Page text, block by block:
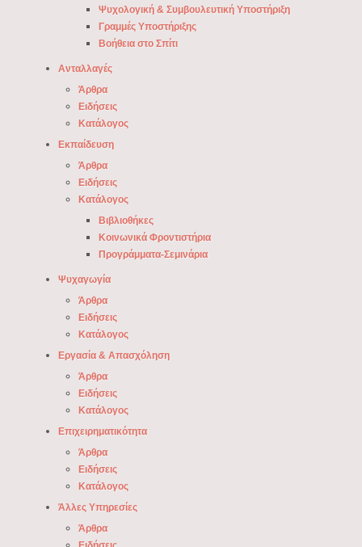
Ψυχολογική & Συμβουλευτική Υποστήριξη
Γραμμές Υποστήριξης
Βοήθεια στο Σπίτι
Ανταλλαγές
Άρθρα
Ειδήσεις
Κατάλογος
Εκπαίδευση
Άρθρα
Ειδήσεις
Κατάλογος
Βιβλιοθήκες
Κοινωνικά Φροντιστήρια
Προγράμματα-Σεμινάρια
Ψυχαγωγία
Άρθρα
Ειδήσεις
Κατάλογος
Εργασία & Απασχόληση
Άρθρα
Ειδήσεις
Κατάλογος
Επιχειρηματικότητα
Άρθρα
Ειδήσεις
Κατάλογος
Άλλες Υπηρεσίες
Άρθρα